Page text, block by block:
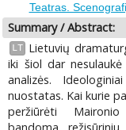
Teatras.
Summary / Abstract:
LT
Lietuvių
iki šiol dar
analizės.
nuostatas. Kai kurie
peržiūrėti